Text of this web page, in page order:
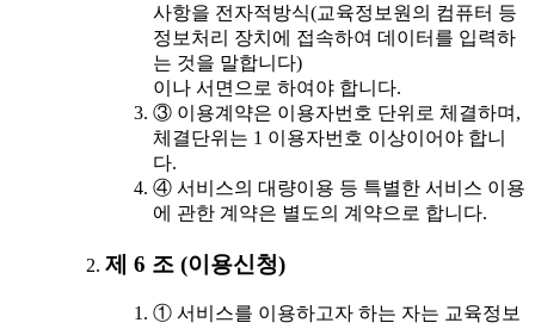
사항을 전자적방식(교육정보원의 컴퓨터 등
정보처리 장치에 접속하여 데이터를 입력하
는 것을 말합니다)
이나 서면으로 하여야 합니다.
③ 이용계약은 이용자번호 단위로 체결하며,
체결단위는 1 이용자번호 이상이어야 합니
다.
④ 서비스의 대량이용 등 특별한 서비스 이용
에 관한 계약은 별도의 계약으로 합니다.
제 6 조 (이용신청)
① 서비스를 이용하고자 하는 자는 교육정보